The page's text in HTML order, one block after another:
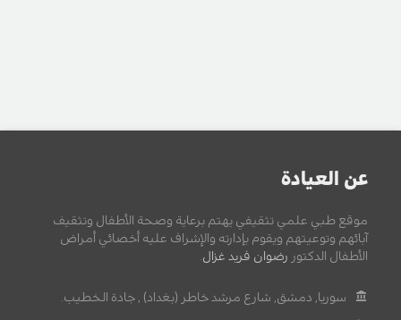
عن العيادة
موقع طبي علمي تثقيفي يهتم برعاية وصحة الأطفال وتثقيف
آبائهم وتوعيتهم ويقوم بإدارته والإشراف عليه أخصائي أمراض
الأطفال الدكتور رضوان فريد غزال
سوريا, دمشق, شارع مرشد خاطر (بغداد) , جادة الخطيب.